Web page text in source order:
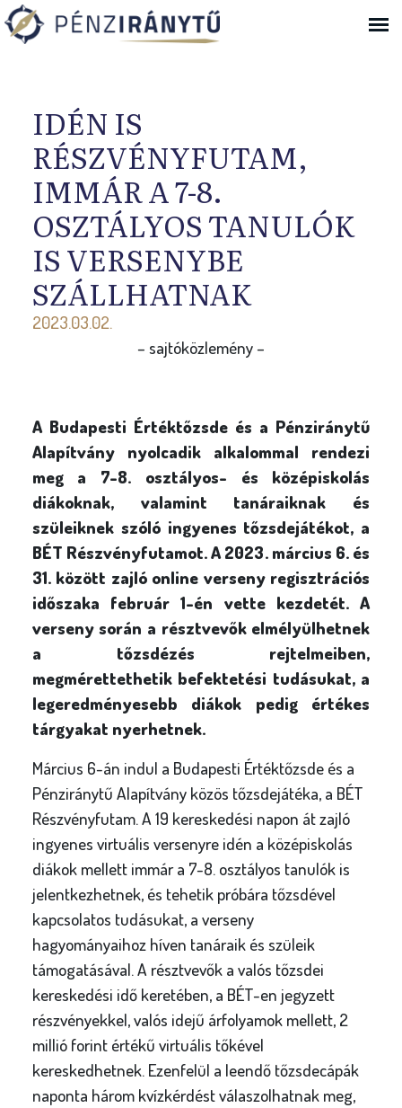
Ugrás a navigációhoz
IDÉN IS
RÉSZVÉNYFUTAM,
IMMÁR A 7-8.
OSZTÁLYOS TANULÓK
IS VERSENYBE
SZÁLLHATNAK
2023.03.02.
– sajtóközlemény –
A Budapesti Értéktőzsde és a Pénziránytű
Alapítvány nyolcadik alkalommal rendezi
meg a 7-8. osztályos- és középiskolás
diákoknak, valamint tanáraiknak és
szüleiknek szóló ingyenes tőzsdejátékot, a
BÉT Részvényfutamot. A 2023. március 6. és
31. között zajló online verseny regisztrációs
időszaka február 1-én vette kezdetét. A
verseny során a résztvevők elmélyülhetnek
a tőzsdézés rejtelmeiben,
megmérettethetik befektetési tudásukat, a
legeredményesebb diákok pedig értékes
tárgyakat nyerhetnek.
Március 6-án indul a Budapesti Értéktőzsde és a
Pénziránytű Alapítvány közös tőzsdejátéka, a BÉT
Részvényfutam. A 19 kereskedési napon át zajló
ingyenes virtuális versenyre idén a középiskolás
diákok mellett immár a 7-8. osztályos tanulók is
jelentkezhetnek, és tehetik próbára tőzsdével
kapcsolatos tudásukat, a verseny
hagyományaihoz híven tanáraik és szüleik
támogatásával. A résztvevők a valós tőzsdei
kereskedési idő keretében, a BÉT-en jegyzett
részvényekkel, valós idejű árfolyamok mellett, 2
millió forint értékű virtuális tőkével
kereskedhetnek. Ezenfelül a leendő tőzsdecápák
naponta három kvízkérdést válaszolhatnak meg,